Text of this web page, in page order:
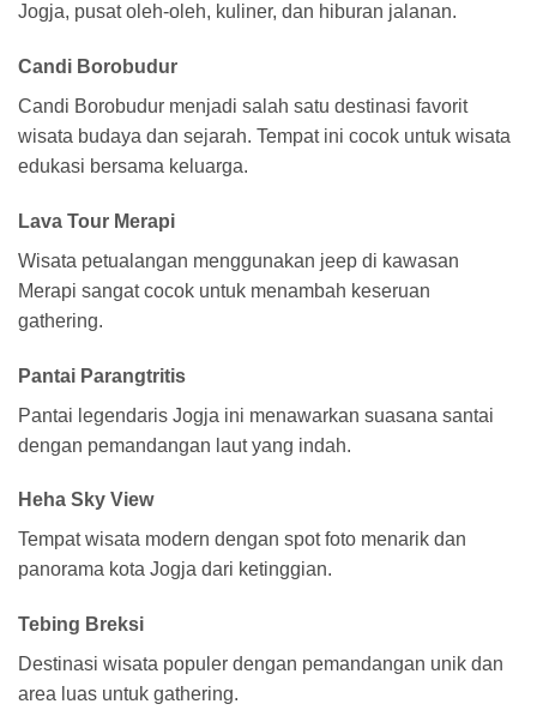
Jogja, pusat oleh-oleh, kuliner, dan hiburan jalanan.
Candi Borobudur
Candi Borobudur menjadi salah satu destinasi favorit
wisata budaya dan sejarah. Tempat ini cocok untuk wisata
edukasi bersama keluarga.
Lava Tour Merapi
Wisata petualangan menggunakan jeep di kawasan
Merapi sangat cocok untuk menambah keseruan
gathering.
Pantai Parangtritis
Pantai legendaris Jogja ini menawarkan suasana santai
dengan pemandangan laut yang indah.
Heha Sky View
Tempat wisata modern dengan spot foto menarik dan
panorama kota Jogja dari ketinggian.
Tebing Breksi
Destinasi wisata populer dengan pemandangan unik dan
area luas untuk gathering.